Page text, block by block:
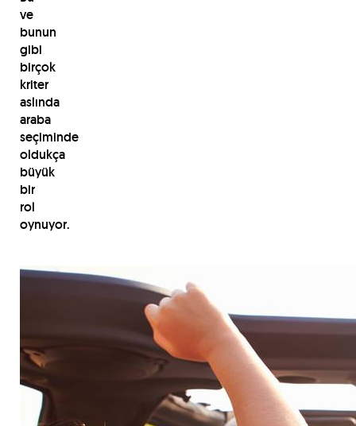
ve
bunun
gibi
birçok
kriter
aslında
araba
seçiminde
oldukça
büyük
bir
rol
oynuyor.